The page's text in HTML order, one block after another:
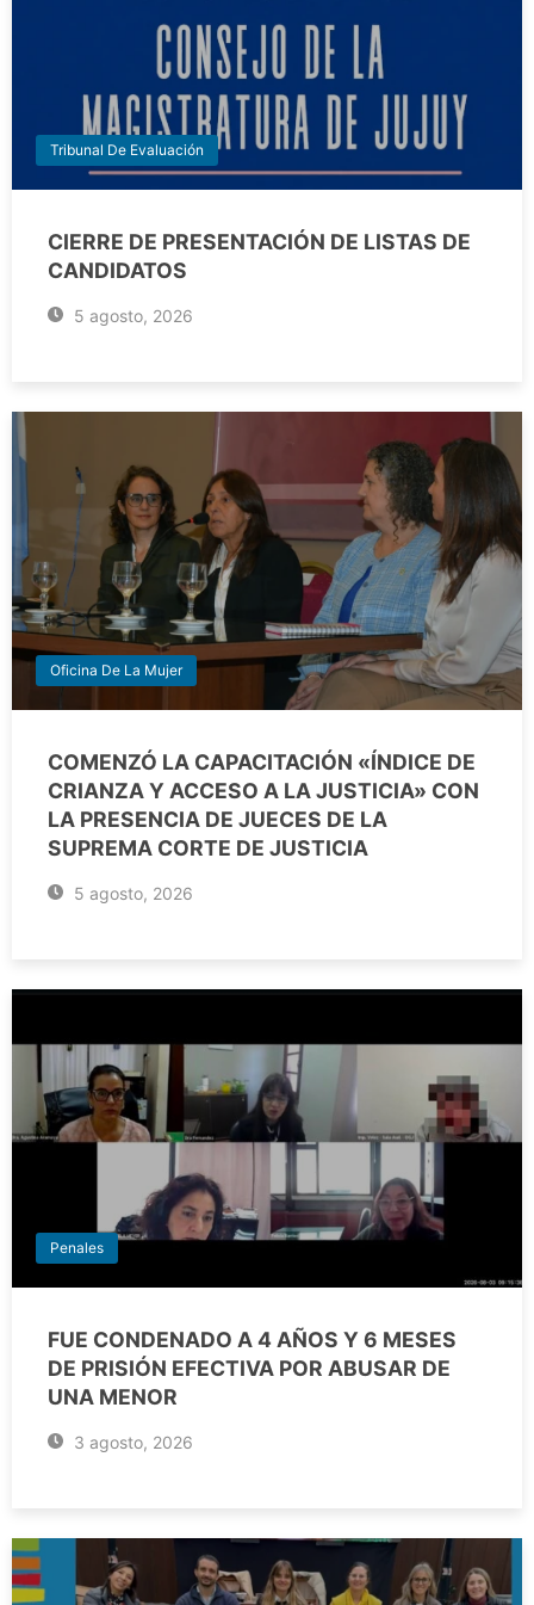
Tribunal De Evaluación
CIERRE DE PRESENTACIÓN DE LISTAS DE
CANDIDATOS
5 agosto, 2026
Oficina De La Mujer
COMENZÓ LA CAPACITACIÓN «ÍNDICE DE
CRIANZA Y ACCESO A LA JUSTICIA» CON
LA PRESENCIA DE JUECES DE LA
SUPREMA CORTE DE JUSTICIA
5 agosto, 2026
Penales
FUE CONDENADO A 4 AÑOS Y 6 MESES
DE PRISIÓN EFECTIVA POR ABUSAR DE
UNA MENOR
3 agosto, 2026